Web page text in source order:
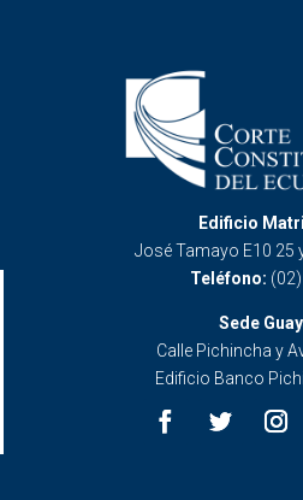
Edificio
José Tamayo E10 25
Teléfono:
Sede
Calle Pichincha y
Edificio Banco